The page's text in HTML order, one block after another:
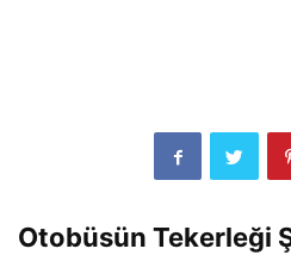
Otobüsün Tekerleği